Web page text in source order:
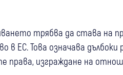
трябва да става на
ЕС. Това означава дълбоки
права, изграждане на